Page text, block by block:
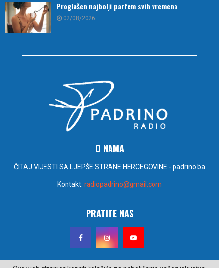
Proglašen najbolji parfem svih vremena
02/08/2026
O NAMA
ČITAJ VIJESTI SA LJEPŠE STRANE HERCEGOVINE - padrino.ba
Kontakt: radiopadrino@gmail.com
PRATITE NAS